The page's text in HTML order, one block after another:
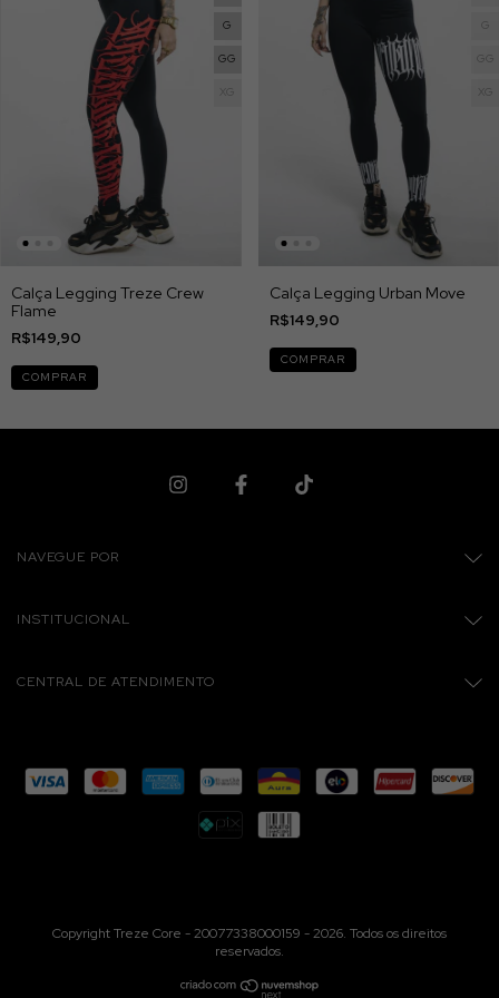
G
GG
Calça Legging Treze Crew
Flame
R$149,90
COMPRAR
Calça Legging Urban Move
R$149,90
COMPRAR
NAVEGUE POR
INSTITUCIONAL
CENTRAL DE ATENDIMENTO
Copyright Treze Core - 20077338000159 - 2026. Todos os direitos
reservados.